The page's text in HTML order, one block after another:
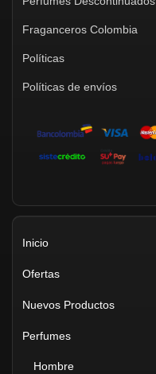
Fraganceros Colombia
Políticas
Políticas de envíos
Inicio
Ofertas
Nuevos Productos
Perfumes
Hombre